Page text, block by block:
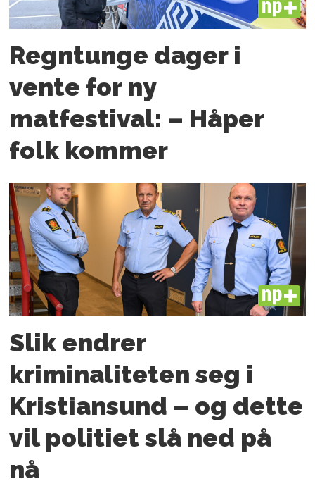
PLUS
Regntunge dager i
vente for ny
matfestival: – Håper
folk kommer
PLUS
Slik endrer
kriminaliteten seg i
Kristiansund – og dette
vil politiet slå ned på
nå